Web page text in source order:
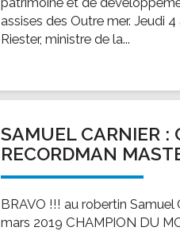
assises des Outre mer. Jeudi
Riester, ministre de la...
SAMUEL CARNIER :
RECORDMAN
BRAVO !!! au robertin
mars 2019 CHAMPION DU